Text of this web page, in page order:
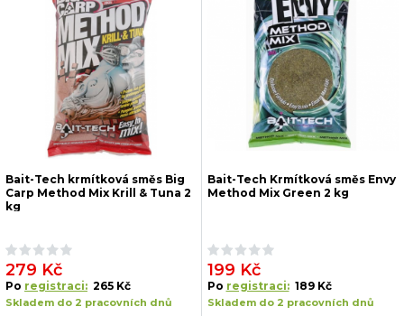
Bait-Tech krmítková směs Big
Carp Method Mix Krill & Tuna 2
kg
279 Kč
Po registraci: 265 Kč
Skladem do 2 pracovních dnů
Bait-Tech Krmítková směs Envy
Method Mix Green 2 kg
199 Kč
Po registraci: 189 Kč
Skladem do 2 pracovních dnů